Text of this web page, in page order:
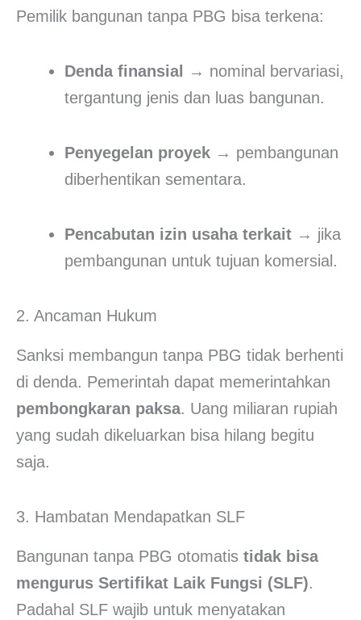
Pemilik bangunan tanpa PBG bisa terkena:
Denda finansial
→ nominal bervariasi,
tergantung jenis dan luas bangunan.
Penyegelan proyek → pembangunan
diberhentikan sementara.
Pencabutan izin usaha terkait → jika
pembangunan untuk tujuan komersial.
2. Ancaman Hukum
Sanksi membangun tanpa PBG tidak berhenti
di denda. Pemerintah dapat memerintahkan
pembongkaran paksa. Uang miliaran rupiah
yang sudah dikeluarkan bisa hilang begitu
saja.
3. Hambatan Mendapatkan SLF
Bangunan tanpa PBG otomatis tidak bisa
mengurus Sertifikat Laik Fungsi (SLF).
Padahal SLF wajib untuk menyatakan